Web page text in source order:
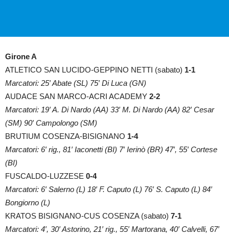
Girone A
ATLETICO SAN LUCIDO-GEPPINO NETTI (sabato) 1-1
Marcatori: 25′ Abate (SL) 75′ Di Luca (GN)
AUDACE SAN MARCO-ACRI ACADEMY 2-2
Marcatori: 19′ A. Di Nardo (AA) 33′ M. Di Nardo (AA) 82′ Cesar
(SM) 90′ Campolongo (SM)
BRUTIUM COSENZA-BISIGNANO 1-4
Marcatori: 6′ rig., 81′ Iaconetti (BI) 7′ Ierinò (BR) 47′, 55′ Cortese
(BI)
FUSCALDO-LUZZESE 0-4
Marcatori: 6′ Salerno (L) 18′ F. Caputo (L) 76′ S. Caputo (L) 84′
Bongiorno (L)
KRATOS BISIGNANO-CUS COSENZA (sabato) 7-1
Marcatori: 4′, 30′ Astorino, 21′ rig., 55′ Martorana, 40′ Calvelli, 67′